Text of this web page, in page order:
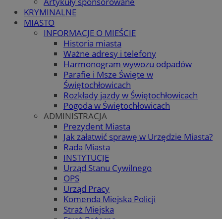
KRYMINALNE
MIASTO
INFORMACJE O MIEŚCIE
Historia miasta
Ważne adresy i telefony
Harmonogram wywozu odpadów
Parafie i Msze Święte w
Świętochłowicach
Rozkłady jazdy w Świętochłowicach
Pogoda w Świętochłowicach
ADMINISTRACJA
Prezydent Miasta
Jak załatwić sprawę w Urzędzie Miasta?
Rada Miasta
INSTYTUCJE
Urząd Stanu Cywilnego
OPS
Urząd Pracy
Komenda Miejska Policji
Straż Miejska